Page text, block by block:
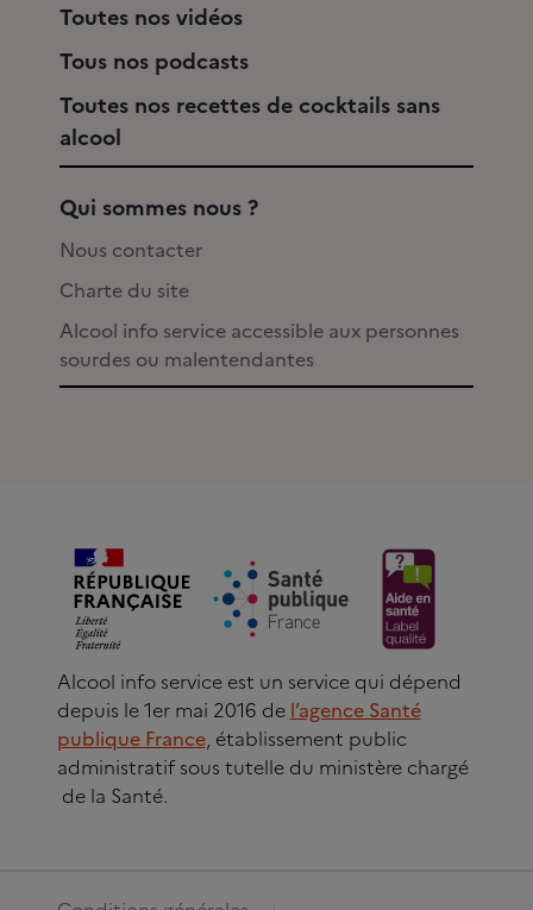
Toutes nos vidéos
Tous nos podcasts
Toutes nos recettes de cocktails sans
alcool
Qui sommes nous ?
Nous contacter
Charte du site
Alcool info service accessible aux personnes
sourdes ou malentendantes
Alcool info service est un service qui dépend
depuis le 1er mai 2016 de l’agence Santé
publique France, établissement public
administratif sous tutelle du ministère chargé
de la Santé.